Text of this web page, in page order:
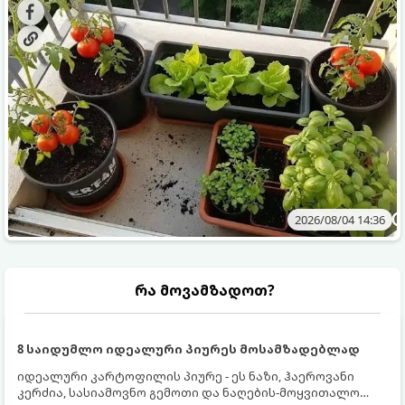
ბოსტნეულს მოკრეფთ.
და როგორ მოუაროთ მათ სწორად.
2026/08/04 14:36
რა მოვამზადოთ?
8 საიდუმლო იდეალური პიურეს მოსამზადებლად
იდეალური კარტოფილის პიურე - ეს ნაზი, ჰაეროვანი
კერძია, სასიამოვნო გემოთი და ნაღების-მოყვითალო